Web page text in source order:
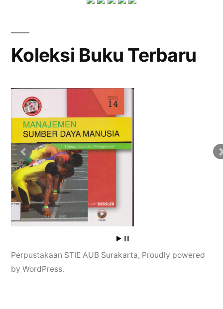
Koleksi Buku Terbaru
Perpustakaan STIE AUB Surakarta, Proudly powered
by WordPress.